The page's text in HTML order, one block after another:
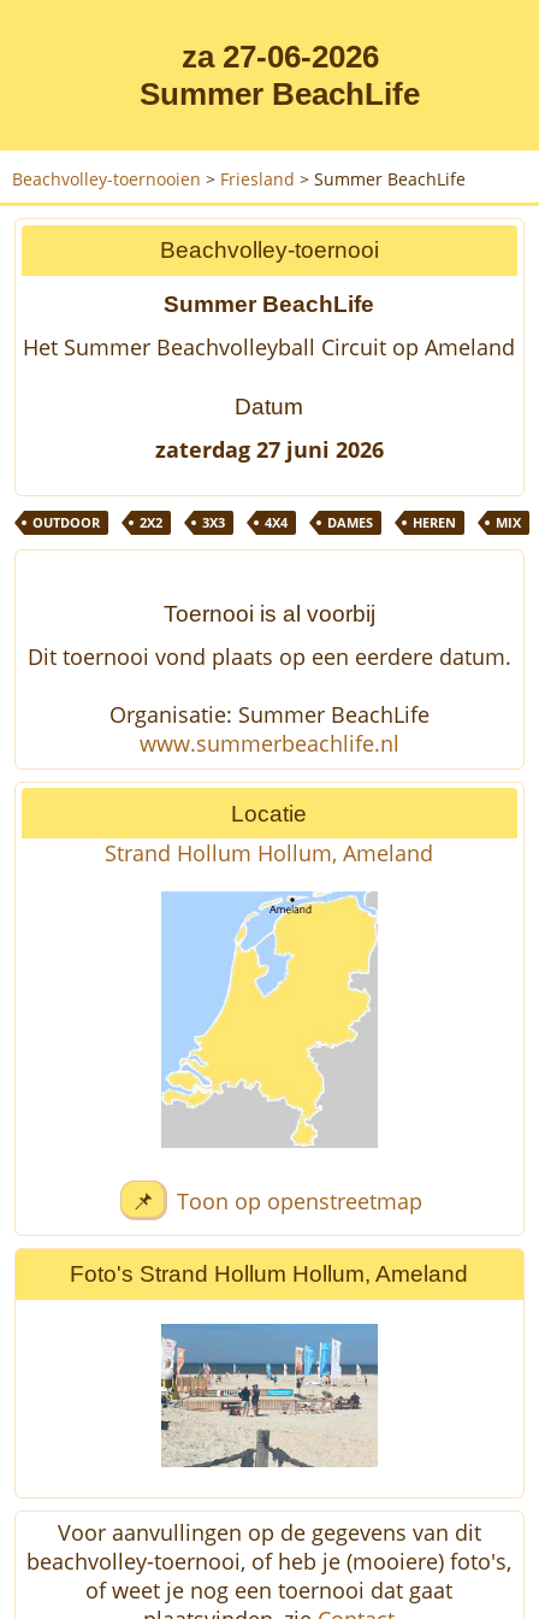
za 27-06-2026
Summer BeachLife
Beachvolley-toernooien > Friesland > Summer BeachLife
Beachvolley-toernooi
Summer BeachLife
Het Summer Beachvolleyball Circuit op Ameland
Datum
zaterdag 27 juni 2026
OUTDOOR 2X2 3X3 4X4 DAMES HEREN MIX
Toernooi is al voorbij
Dit toernooi vond plaats op een eerdere datum.
Organisatie: Summer BeachLife
www.summerbeachlife.nl
Locatie
Strand Hollum Hollum, Ameland
📌 Toon op openstreetmap
Foto's Strand Hollum Hollum, Ameland
Voor aanvullingen op de gegevens van dit
beachvolley-toernooi, of heb je (mooiere) foto's,
of weet je nog een toernooi dat gaat